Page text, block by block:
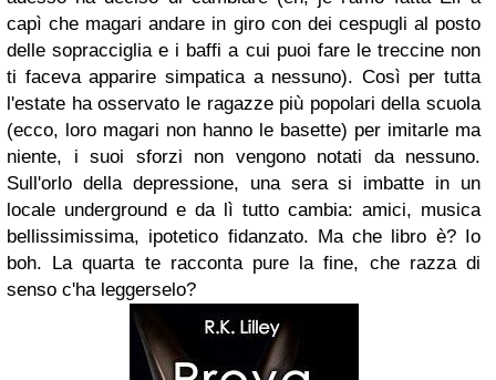
capì che magari andare in giro con dei cespugli al posto
delle sopracciglia e i baffi a cui puoi fare le treccine non
ti faceva apparire simpatica a nessuno). Così per tutta
l'estate ha osservato le ragazze più popolari della scuola
(ecco, loro magari non hanno le basette) per imitarle ma
niente, i suoi sforzi non vengono notati da nessuno.
Sull'orlo della depressione, una sera si imbatte in un
locale underground e da lì tutto cambia: amici, musica
bellissimissima, ipotetico fidanzato. Ma che libro è? Io
boh. La quarta te racconta pure la fine, che razza di
senso c'ha leggerselo?